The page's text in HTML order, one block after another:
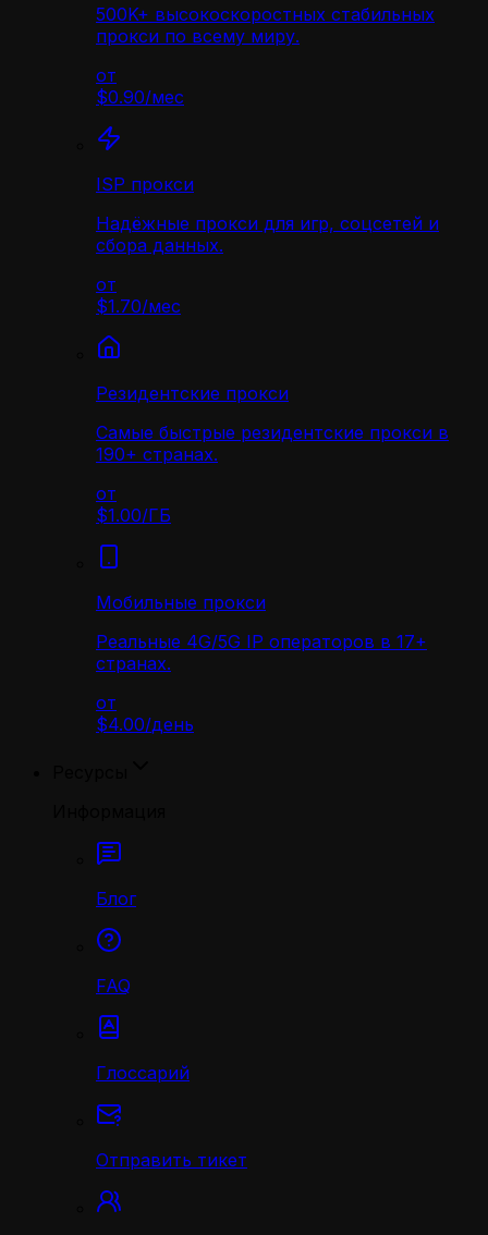
500K+ высокоскоростных стабильных
прокси по всему миру.
от
$0.90/мес
ISP прокси
Надёжные прокси для игр, соцсетей и
сбора данных.
от
$1.70/мес
Резидентские прокси
Самые быстрые резидентские прокси в
190+ странах.
от
$1.00/ГБ
Мобильные прокси
Реальные 4G/5G IP операторов в 17+
странах.
от
$4.00/день
Блог
FAQ
Глоссарий
Отправить тикет